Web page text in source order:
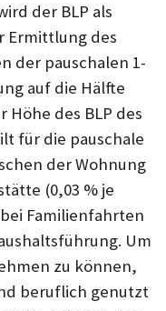
der BLP als
Ermittlung des
der pauschalen 1-
auf die Hälfte
des BLP des
für die pauschale
der Wohnung
(0,03 % je
Familienfahrten
Um
zu können,
beruflich genutzt